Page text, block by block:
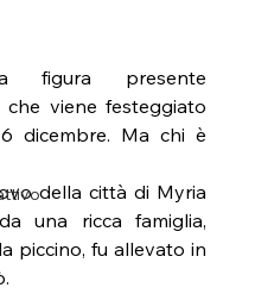
presente
che viene festeggiato
dicembre. Ma chi è
della città di Myria
una ricca famiglia,
piccino, fu allevato in